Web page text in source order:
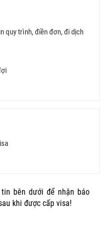
quy trình, điền đơn, đi dịch
bên dưới để nhận báo
khi được cấp visa!